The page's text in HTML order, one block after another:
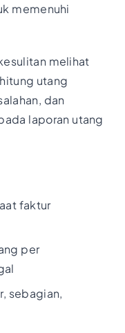
memenuhi
melihat
utang
dan
laporan utang
faktur
per
sebagian,